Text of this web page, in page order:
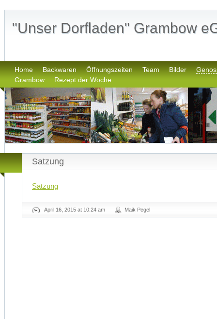
"Unser Dorfladen" Grambow
Home Backwaren Öffnungszeiten Team Bilder
Grambow
Rezept der Woche
Satzung
Satzung
April 16, 2015 at 10:24 am Maik Pegel